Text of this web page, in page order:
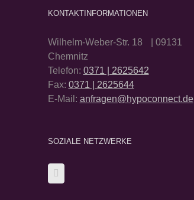
KONTAKTINFORMATIONEN
Wilhelm-Weber-Str. 18 | 09131
Chemnitz
Telefon: 0371 | 2625642
Fax: 0371 | 2625644
E-Mail: anfragen@hypoconnect.de
SOZIALE NETZWERKE